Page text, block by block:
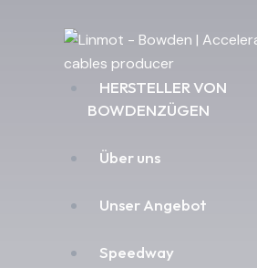
HERSTELLER VON
BOWDENZÜGEN
Über uns
Unser Angebot
Speedway